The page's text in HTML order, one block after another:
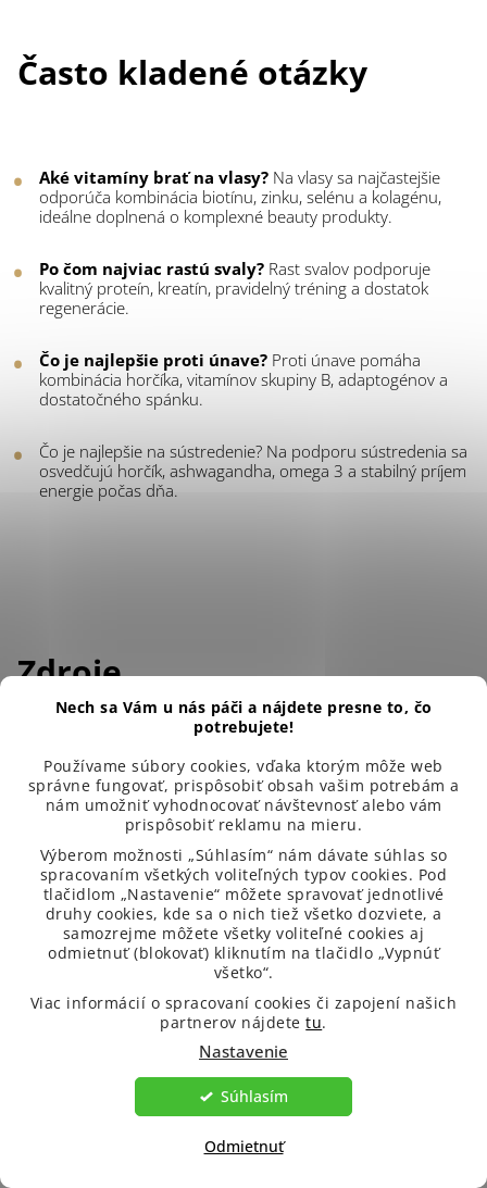
Nech sa Vám u nás páči a nájdete presne to, čo
potrebujete!
Používame súbory cookies, vďaka ktorým môže web
správne fungovať, prispôsobiť obsah vašim potrebám a
nám umožniť vyhodnocovať návštevnosť alebo vám
prispôsobiť reklamu na mieru.
Výberom možnosti „Súhlasím“ nám dávate súhlas so
spracovaním všetkých voliteľných typov cookies. Pod
tlačidlom „Nastavenie“ môžete spravovať jednotlivé
druhy cookies, kde sa o nich tiež všetko dozviete, a
samozrejme môžete všetky voliteľné cookies aj
odmietnuť (blokovať) kliknutím na tlačidlo „Vypnúť
všetko“.
Viac informácií o spracovaní cookies či zapojení našich
partnerov nájdetetu.
Nastavenie
Odmietnuť
Súhlasím
Často kladené otázky
Aké vitamíny brať na vlasy? Na vlasy sa najčastejšie
odporúča kombinácia biotínu, zinku, selénu a kolagénu,
ideálne doplnená o komplexné beauty produkty.
Po čom najviac rastú svaly? Rast svalov podporuje
kvalitný proteín, kreatín, pravidelný tréning a dostatok
regenerácie.
Čo je najlepšie proti únave? Proti únave pomáha
kombinácia horčíka, vitamínov skupiny B, adaptogénov a
dostatočného spánku.
Čo je najlepšie na sústredenie? Na podporu sústredenia sa
osvedčujú horčík, ashwagandha, omega 3 a stabilný príjem
energie počas dňa.
Zdroje
https://www.venira.sk
Našli ste v článku chybu?
Napíšte nám prosím nainfo@venira.ska my sa ihneď